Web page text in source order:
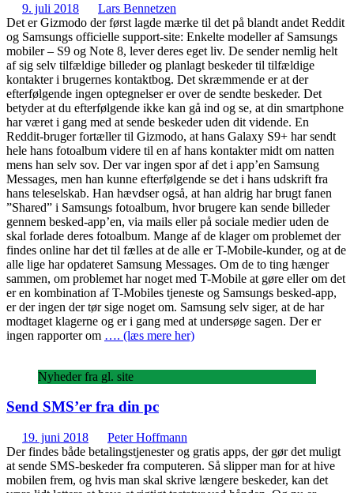
9. juli 2018
Lars Bennetzen
Det er Gizmodo der først lagde mærke til det på blandt andet Reddit
og Samsungs officielle support-site: Enkelte modeller af Samsungs
mobiler – S9 og Note 8, lever deres eget liv. De sender nemlig helt
af sig selv tilfældige billeder og planlagt beskeder til tilfældige
kontakter i brugernes kontaktbog. Det skræmmende er at der
efterfølgende ingen optegnelser er over de sendte beskeder. Det
betyder at du efterfølgende ikke kan gå ind og se, at din smartphone
har været i gang med at sende beskeder uden dit vidende. En
Reddit-bruger fortæller til Gizmodo, at hans Galaxy S9+ har sendt
hele hans fotoalbum videre til en af hans kontakter midt om natten
mens han selv sov. Der var ingen spor af det i app’en Samsung
Messages, men han kunne efterfølgende se det i hans udskrift fra
hans teleselskab. Han hævdser også, at han aldrig har brugt fanen
”Shared” i Samsungs fotoalbum, hvor brugere kan sende billeder
gennem besked-app’en, via mails eller på sociale medier uden de
skal forlade deres fotoalbum. Mange af de klager om problemet der
findes online har det til fælles at de alle er T-Mobile-kunder, og at de
alle lige har opdateret Samsung Messages. Om de to ting hænger
sammen, om problemet har noget med T-Mobile at gøre eller om det
er en kombination af T-Mobiles tjeneste og Samsungs besked-app,
er der ingen der tør sige noget om. Samsung selv siger, at de har
modtaget klagerne og er i gang med at undersøge sagen. Der er
ingen rapporter om …. (læs mere her)
Nyheder fra gl. site
Send SMS’er fra din pc
19. juni 2018
Peter Hoffmann
Der findes både betalingstjenester og gratis apps, der gør det muligt
at sende SMS-beskeder fra computeren. Så slipper man for at hive
mobilen frem, og hvis man skal skrive længere beskeder, kan det